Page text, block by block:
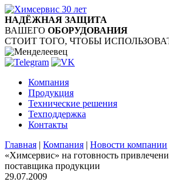
НАДЁЖНАЯ ЗАЩИТА
ВАШЕГО ОБОРУДОВАНИЯ
СТОИТ ТОГО, ЧТОБЫ
Компания
Продукция
Технические решения
Техподдержка
Контакты
Главная | Компания | Новости компании
«Химсервис» на готовность
поставщика продукции
29.07.2009